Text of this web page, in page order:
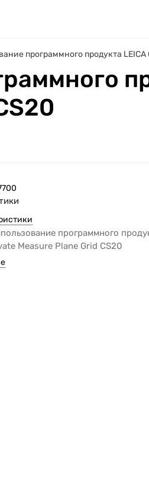
программного продукта LEICA
программного
Measure Plane Grid CS20